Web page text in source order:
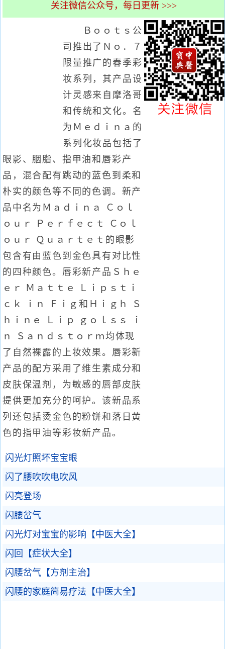
关注微信公众号，每日更新 >>>
Ｂｏｏｔｓ公
司推出了Ｎｏ．７
限量推广的春季彩
妆系列，其产品设
计灵感来自摩洛哥
和传统和文化。名
为Ｍｅｄｉｎａ的
系列化妆品包括了
眼影、胭脂、指甲油和唇彩产
品，混合配有跳动的蓝色到柔和
朴实的颜色等不同的色调。新产
品中名为Ｍａｄｉｎａ Ｃｏｌ
ｏｕｒ Ｐｅｒｆｅｃｔ Ｃｏｌ
ｏｕｒ Ｑｕａｒｔｅｔ的眼影
包含有由蓝色到金色具有对比性
的四种颜色。唇彩新产品Ｓｈｅ
ｅｒ Ｍａｔｔｅ Ｌｉｐｓｔｉ
ｃｋ ｉｎ Ｆｉｇ和Ｈｉｇｈ Ｓ
ｈｉｎｅ Ｌｉｐ ｇｏｌｓｓ ｉ
ｎ Ｓａｎｄｓｔｏｒｍ均体现
了自然裸露的上妆效果。唇彩新
产品的配方采用了维生素成分和
皮肤保温剂，为敏感的唇部皮肤
提供更加充分的呵护。该新品系
列还包括烫金色的粉饼和落日黄
色的指甲油等彩妆新产品。
闪光灯照坏宝宝眼
闪了腰吹吹电吹风
闪亮登场
闪腰岔气
闪光灯对宝宝的影响【中医大全】
闪回【症状大全】
闪腰岔气【方剂主治】
闪腰的家庭简易疗法【中医大全】